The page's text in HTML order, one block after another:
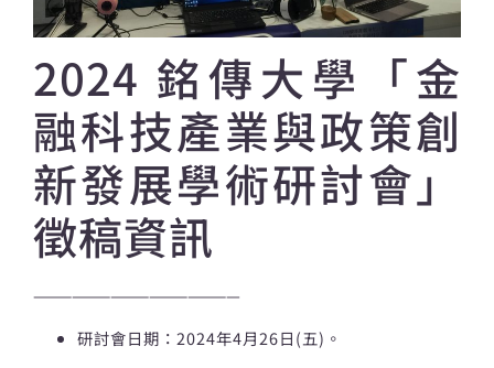
2024 銘傳大學「金
融科技產業與政策創
新發展學術研討會」
徵稿資訊
————————————————
研討會日期：2024年4月26日(五)。